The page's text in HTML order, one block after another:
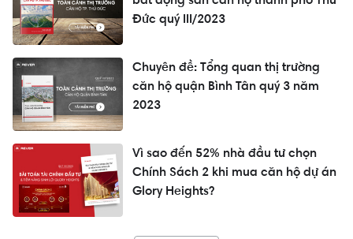
Đức quý III/2023
Chuyên đề: Tổng quan thị trường
căn hộ quận Bình Tân quý 3 năm
2023
Vì sao đến 52% nhà đầu tư chọn
Chính Sách 2 khi mua căn hộ dự án
Glory Heights?